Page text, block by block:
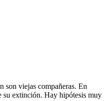
son viejas compañeras. En
su extinción. Hay hipótesis muy